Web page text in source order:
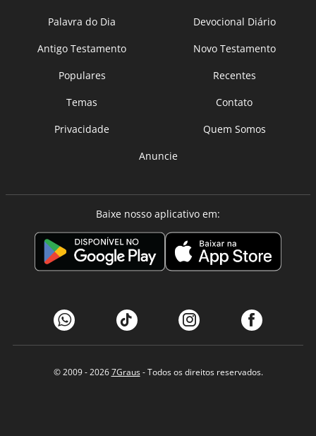
Palavra do Dia
Devocional Diário
Antigo Testamento
Novo Testamento
Populares
Recentes
Temas
Contato
Privacidade
Quem Somos
Anuncie
Baixe nosso aplicativo em:
© 2009 - 20267Graus- Todos os direitos reservados.